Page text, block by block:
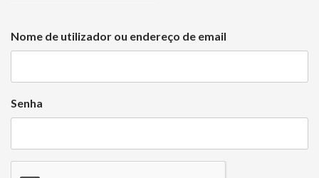
Nome de utilizador ou endereço de email
Senha